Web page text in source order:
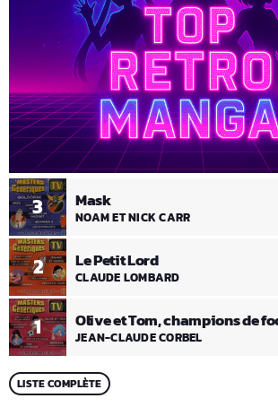
1 Olive et Tom, champions de
JEAN-CLAUDE CORBEL
2 Le Petit Lord
CLAUDE LOMBARD
3 Mask
NOAM ET NICK CARR
LISTE COMPLÈTE